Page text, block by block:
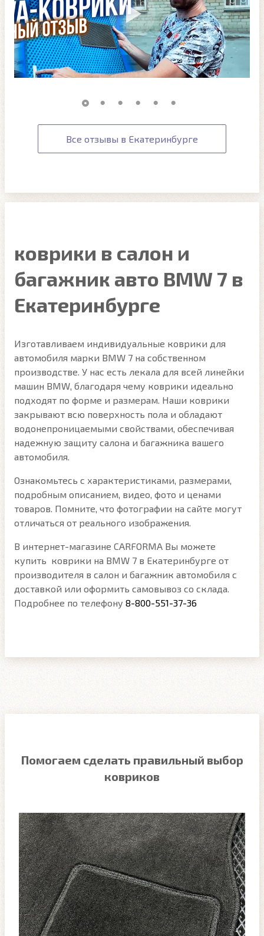
Все отзывы в Екатеринбурге
коврики в салон и
багажник авто BMW 7 в
Екатеринбурге
Изготавливаем индивидуальные коврики для
автомобиля марки BMW 7 на собственном
производстве. У нас есть лекала для всей линейки
машин BMW, благодаря чему коврики идеально
подходят по форме и размерам. Наши коврики
закрывают всю поверхность пола и обладают
водонепроницаемыми свойствами, обеспечивая
надежную защиту салона и багажника вашего
автомобиля.
Ознакомьтесь с характеристиками, размерами,
подробным описанием, видео, фото и ценами
товаров. Помните, что фотографии на сайте могут
отличаться от реального изображения.
В интернет-магазине CARFORMA Вы можете
купить коврики на BMW 7 в Екатеринбурге от
производителя в салон и багажник автомобиля с
доставкой или оформить самовывоз со склада.
Подробнее по телефону 8-800-551-37-36
Помогаем сделать правильный выбор
ковриков